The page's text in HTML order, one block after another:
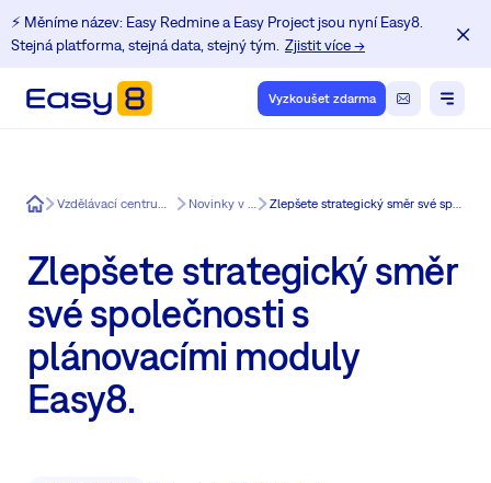
⚡️ Měníme název: Easy Redmine a Easy Project jsou nyní Easy8.
Stejná platforma, stejná data, stejný tým. Zjistit více →
Vyzkoušet zdarma
Easy8 Vzdělávací centrum pro uživatele Redmine Novinky v Easy Redmine Zlepšete strategický směr své společnosti s plánovacími moduly Easy8.
Zlepšete strategický směr
své společnosti s
plánovacími moduly
Easy8.